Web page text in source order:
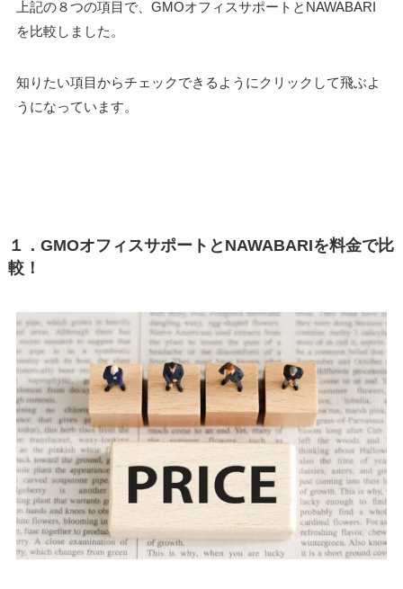
上記の８つの項目で、GMOオフィスサポートとNAWABARI
を比較しました。
知りたい項目からチェックできるようにクリックして飛ぶよ
うになっています。
１．GMOオフィスサポートとNAWABARIを料金で比
較！